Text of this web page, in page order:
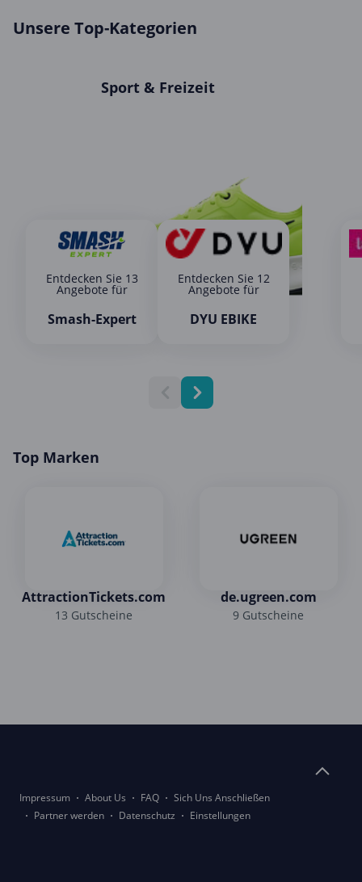
Unsere Top-Kategorien
Sport & Freizeit
Entdecken Sie 13
Angebote für
Smash-Expert
Entdecken Sie 12
Angebote für
DYU EBIKE
Top Marken
AttractionTickets.com
13 Gutscheine
de.ugreen.com
9 Gutscheine
Impressum About Us FAQ
Sich Uns Anschließen
Partner werden
Datenschutz Einstellungen